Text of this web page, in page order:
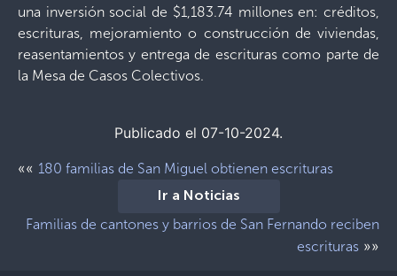
una inversión social de $1,183.74 millones en: créditos,
escrituras, mejoramiento o construcción de viviendas,
reasentamientos y entrega de escrituras como parte de
la Mesa de Casos Colectivos.
Publicado el 07-10-2024.
«« 180 familias de San Miguel obtienen escrituras
Ir a Noticias
Familias de cantones y barrios de San Fernando reciben
escrituras »»